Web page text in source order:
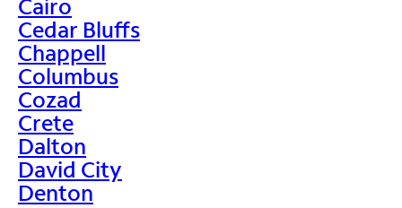
Cairo
Cedar Bluffs
Chappell
Columbus
Cozad
Crete
Dalton
David City
Denton